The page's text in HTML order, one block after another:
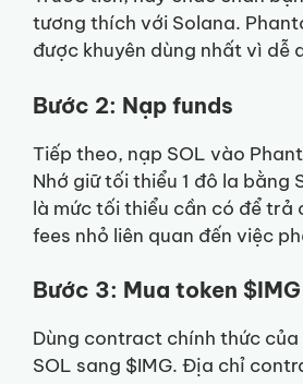
tương thích với Solana.
được khuyên dùng nhất vì dễ
Bước 2: Nạp funds
Tiếp theo, nạp SOL vào
Nhớ giữ tối thiểu 1 đô la
là mức tối thiểu cần có để
fees nhỏ liên quan đến việc
Bước 3: Mua token $IMG
Dùng contract chính thức
SOL sang $IMG. Địa chỉ